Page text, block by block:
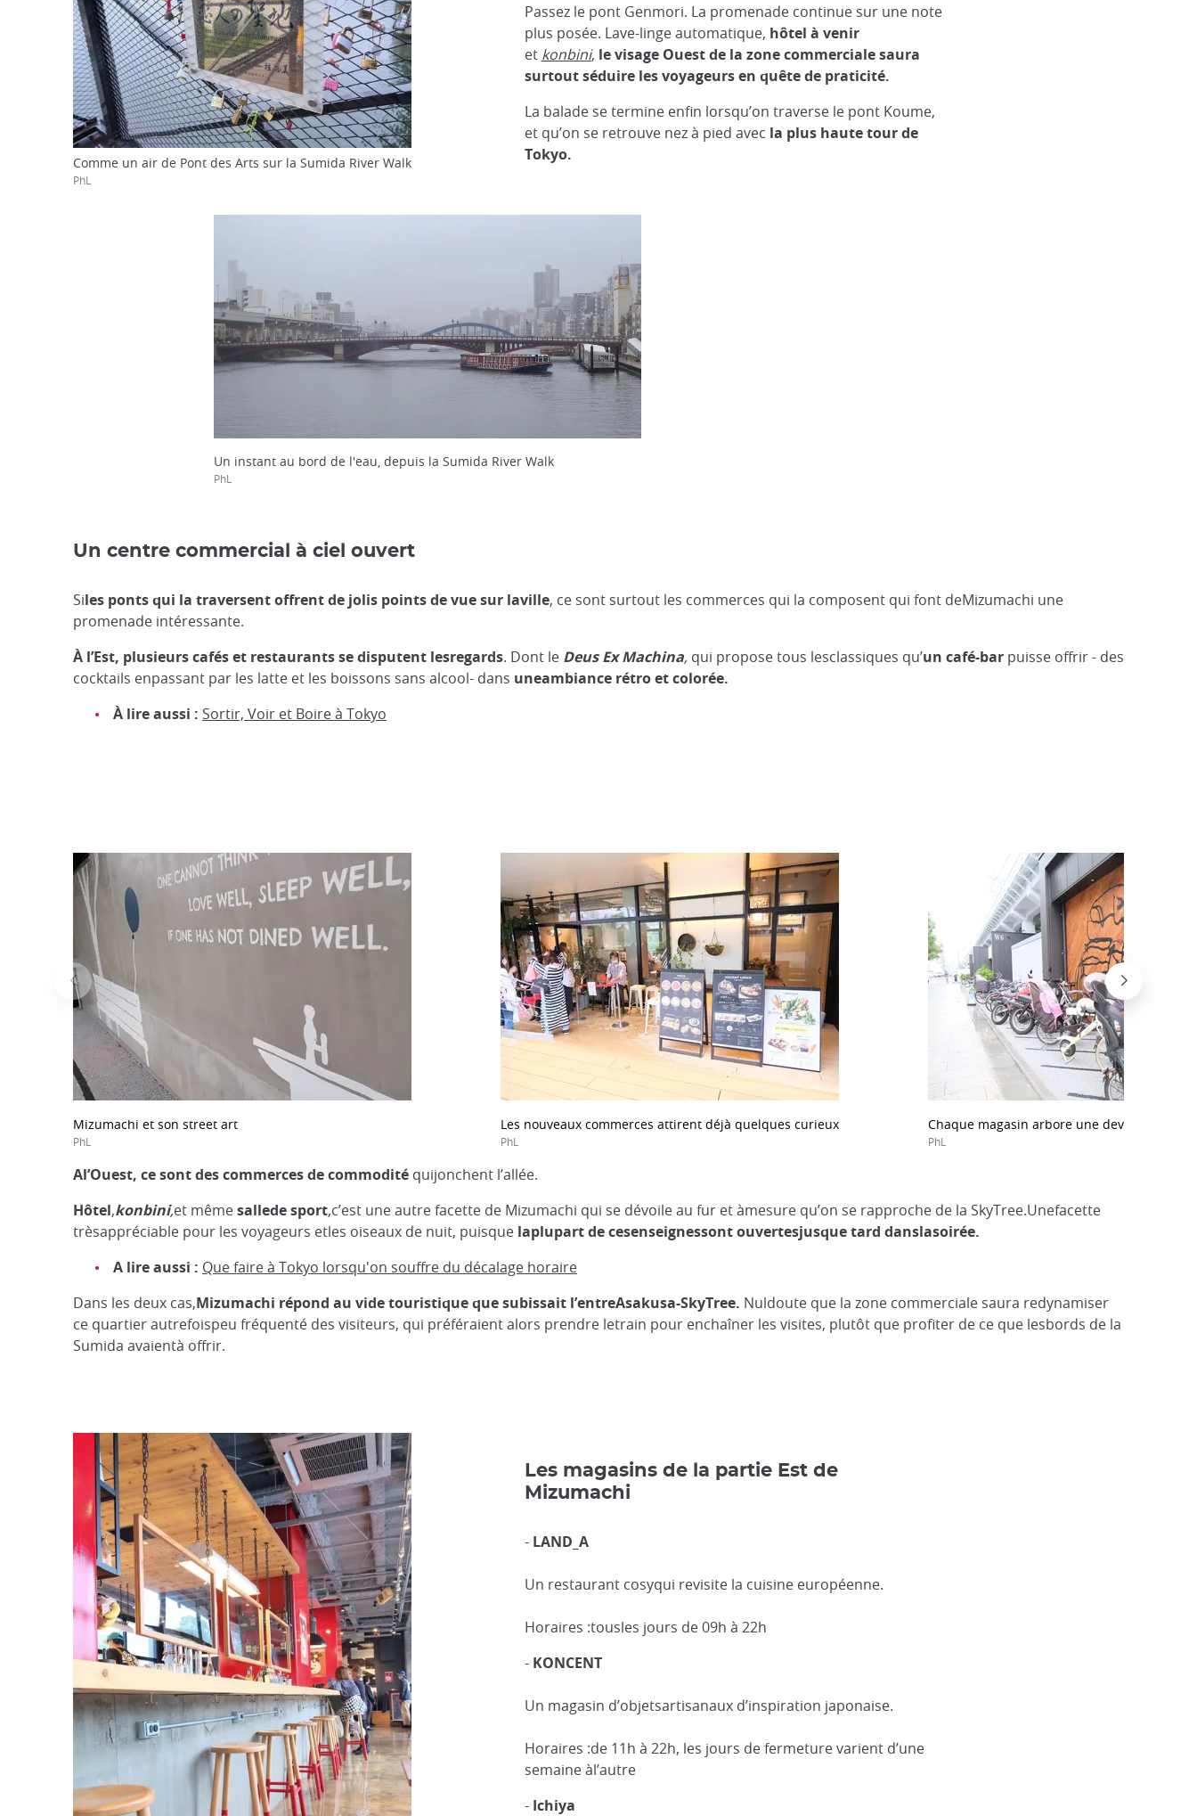
Passez le pont Genmori. La promenade continue sur une note
plus posée. Lave-linge automatique, hôtel à venir
et konbini, le visage Ouest de la zone commerciale saura
surtout séduire les voyageurs en quête de praticité.
La balade se termine enfin lorsqu’on traverse le pont Koume,
et qu’on se retrouve nez à pied avec la plus haute tour de
Tokyo.
Comme un air de Pont des Arts sur la Sumida River Walk
PhL
Un instant au bord de l'eau, depuis la Sumida River Walk
PhL
Un centre commercial à ciel ouvert
Siles ponts qui la traversent offrent de jolis points de vue sur laville, ce sont surtout les commerces qui la composent qui font deMizumachi une
promenade intéressante.
À l’Est, plusieurs cafés et restaurantsse disputent lesregards. Dont le Deus Ex Machina, qui propose tous lesclassiques qu’un café-bar puisse offrir - des
cocktails enpassant par les latte et les boissons sans alcool- dans uneambiance rétro et colorée.
À lire aussi : Sortir, Voir et Boire à Tokyo
Mizumachi et son street art
PhL
Les nouveaux commerces attirent déjà quelques curieux
PhL
Chaque magasin arbore une devanture
PhL
Al’Ouest, ce sont des commerces de commodité quijonchent l’allée.
Hôtel,konbini,et mêmesallede sport,c’est une autre facette de Mizumachi qui se dévoile au fur et àmesure qu’on se rapproche de la SkyTree.Unefacette
trèsappréciable pour les voyageurs etles oiseaux de nuit, puisque laplupart decesenseignessont ouvertesjusque tard danslasoirée.
A lire aussi : Que faire à Tokyo lorsqu'on souffre du décalage horaire
Dans les deux cas,Mizumachi répond au vide touristique que subissait l’entreAsakusa-SkyTree. Nuldoute que la zone commerciale saura redynamiser
ce quartier autrefoispeu fréquenté des visiteurs, qui préféraient alors prendre letrain pour enchaîner les visites, plutôt que profiter de ce que lesbords de la
Sumida avaientà offrir.
Les magasins de la partie Est de
Mizumachi
- LAND_A
Un restaurant cosyqui revisite la cuisine européenne.
Horaires :tousles jours de 09h à 22h
- KONCENT
Un magasin d’objetsartisanaux d’inspiration japonaise.
Horaires :de 11h à 22h, les jours de fermeture varient d’une
semaine àl’autre
- Ichiya